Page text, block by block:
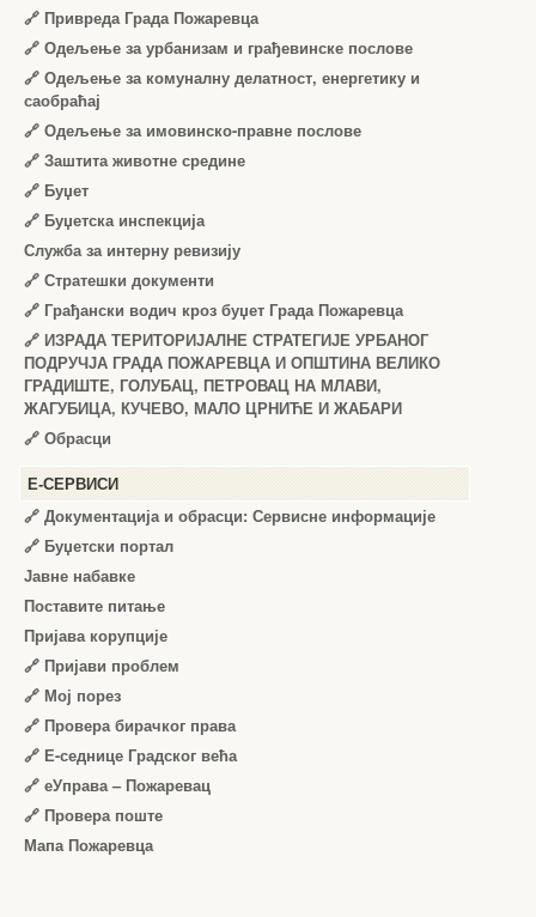
🔗 Привреда Града Пожаревца
🔗 Одељење за урбанизам и грађевинске послове
🔗 Одељење за комуналну делатност, енергетику и
саобраћај
🔗 Одељење за имовинско-правне послове
🔗 Заштита животне средине
🔗 Буџет
🔗 Буџетска инспекција
Служба за интерну ревизију
🔗 Стратешки документи
🔗 Грађански водич кроз буџет Града Пожаревца
🔗 ИЗРАДА ТЕРИТОРИЈАЛНЕ СТРАТЕГИЈЕ УРБАНОГ
ПОДРУЧЈА ГРАДА ПОЖАРЕВЦА И ОПШТИНА ВЕЛИКО
ГРАДИШТЕ, ГОЛУБАЦ, ПЕТРОВАЦ НА МЛАВИ,
ЖАГУБИЦА, КУЧЕВО, МАЛО ЦРНИЋЕ И ЖАБАРИ
🔗 Обрасци
Е-СЕРВИСИ
🔗 Документација и обрасци: Сервисне информације
🔗 Буџетски портал
Јавне набавке
Поставите питање
Пријава корупције
🔗 Пријави проблем
🔗 Мој порез
🔗 Провера бирачког права
🔗 Е-седнице Градског већа
🔗 еУправа – Пожаревац
🔗 Провера поште
Мапа Пожаревца